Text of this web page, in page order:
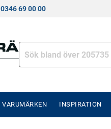
0346 69 00 00
VARUMÄRKEN INSPIRATION